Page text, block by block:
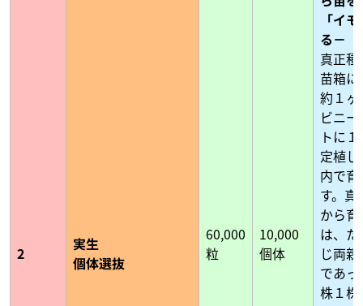
2
実生
個体選抜
60,000
粒
10,000
個体
「イ
る－
真正
苗箱に
約１ヶ
ビニ
トに
定植
内で育
す。真
から
は、
じ両
であっ
株１株